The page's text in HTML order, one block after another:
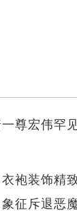
尊宏伟罕
袍装饰精
征斥退恶